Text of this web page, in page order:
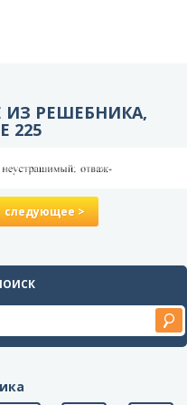
ИЗ РЕШЕБНИКА,
225
следующее >